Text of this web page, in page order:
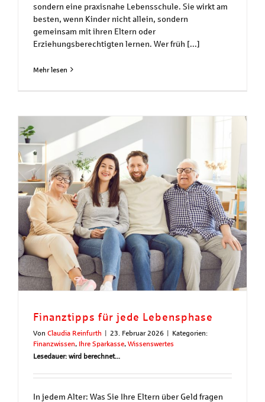
sondern eine praxisnahe Lebensschule. Sie wirkt am
besten, wenn Kinder nicht allein, sondern
gemeinsam mit ihren Eltern oder
Erziehungsberechtigten lernen. Wer früh [...]
Mehr lesen
Finanztipps für jede Lebensphase
Von Claudia Reinfurth | 23. Februar 2026 | Kategorien:
Finanzwissen, Ihre Sparkasse, Wissenswertes
Lesedauer: wird berechnet...
In jedem Alter: Was Sie Ihre Eltern über Geld fragen